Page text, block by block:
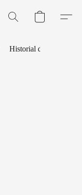
Historial de Pedidos